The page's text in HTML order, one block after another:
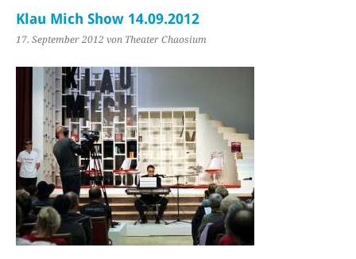
Klau Mich Show 14.09.2012
17. September 2012 von Theater Chaosium